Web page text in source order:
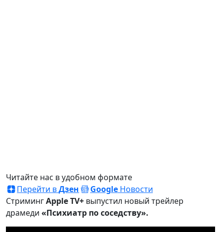
Читайте нас в удобном формате
Перейти вДзен GoogleНовости
СтримингApple TV+ выпустил новый трейлер
драмеди «Психиатр по соседству».